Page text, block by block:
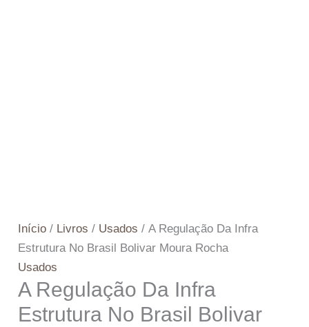
Início / Livros / Usados / A Regulação Da Infra
Estrutura No Brasil Bolivar Moura Rocha
Usados
A Regulação Da Infra
Estrutura No Brasil Bolivar